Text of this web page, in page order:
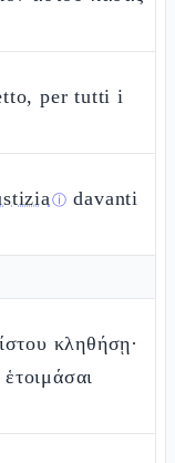
per tutti i
ⓘ davanti
κληθήσῃ·